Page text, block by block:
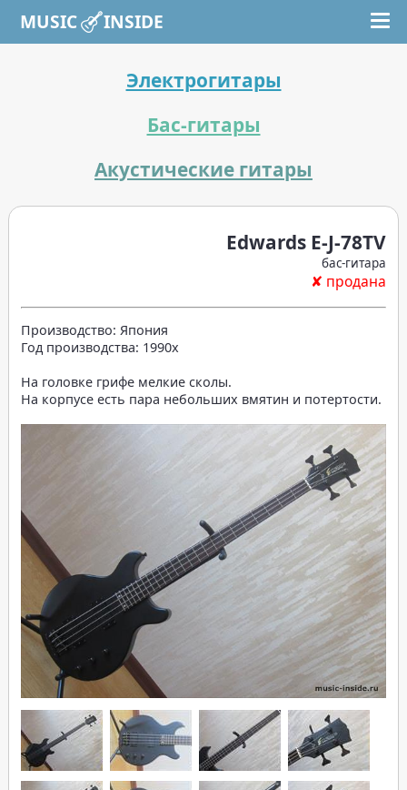
Электрогитары
Бас-гитары
Акустические гитары
Edwards E-J-78TV
бас-гитара
✘ продана
Производство: Япония
Год производства: 1990x
На головке грифе мелкие сколы.
На корпусе есть пара небольших вмятин и потертости.
MUSIC INSIDE